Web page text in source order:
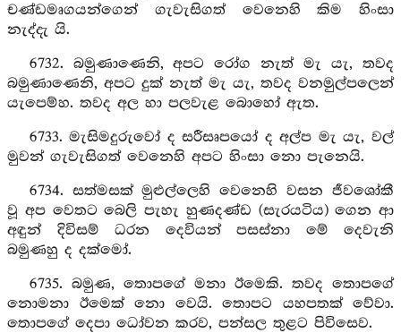
චණ්ඩමෘගයන්ගෙන් ගැවැසිගත් වෙනෙහි කිම හිංසා
නැද්දැ යි.
6732. බමුණාණෙනි, අපට රෝග නැත් මැ යැ, තවද
බමුණාණෙනි, අපට දුක් නැත් මැ යැ, තවද වනමුල්පලෙන්
යැපෙම්හ. තවද අල හා පලවැළ බොහෝ ඇත.
6733. මැසිමදුරුවෝ ද සරීසෘපයෝ ද අල්ප මැ යැ, වල්
මුවන් ගැවැසිගත් වෙනෙහි අපට හිංසා නො පැනෙයි.
6734. සත්මසක් මුළුල්ලෙහි වෙනෙහි වසන ජීවශෝකී
වූ අප වෙතට බෙලි පැහැ හුණදණ්ඩ (සැරයටිය) ගෙන ආ
අඳුන් දිවිසම් ධරන දෙවියන් පසස්නා මේ දෙවැනි
බමුණහු ද දක්මෝ.
6735. බමුණ, තොපගේ මනා ඊමෙකි. තවද තොපගේ
නොමනා ඊමෙක් නො වෙයි. තොපට යහපතක් වේවා.
තොපගේ දෙපා ධෝවන කරව, පන්සල තුළට පිවිසෙව.